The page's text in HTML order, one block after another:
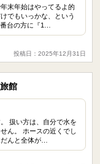
末年始はやってるよ的
でもいっかな、という
台の方に『1…
投稿日：2025年12月31日
館
扱い方は、自分で水を
くでし
んと全体が…